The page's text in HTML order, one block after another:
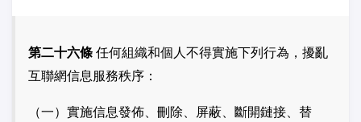
第二十六條任何組織和個人不得實施下列行為，擾亂
互聯網信息服務秩序：
（一）實施信息發佈、刪除、屏蔽、斷開鏈接、替